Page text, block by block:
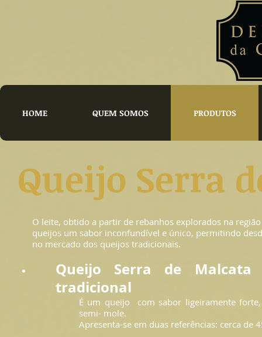
HOME QUEM SOMOS PRODUTOS
Queijo Serra
O leite, obtido a partir de rebanhos explorados na
queijos um sabor inconfundível e único, permitindo
no mercado dos queijos tradicionais.
Queijo Serra de Malcata
tradicional
É um queijo com sabor ligeiramente
semi- mole.
Apresenta-se em duas referências: cerca de